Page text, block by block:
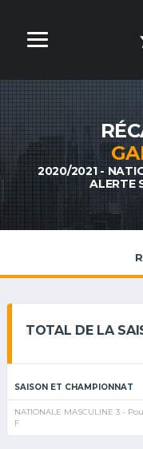
2020/2021 -
ALERTE
TOTAL DE LA
SAISON ET CHAMPIONNAT
NATIONALE MASCULINE 3 -
F